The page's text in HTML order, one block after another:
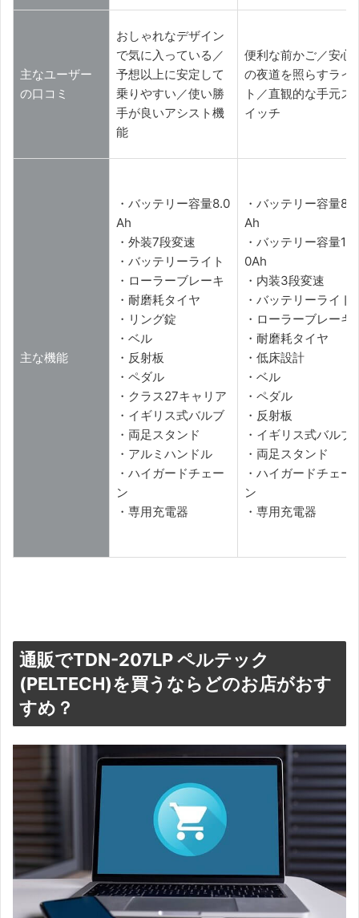
主なユーザー
の口コミ
おしゃれなデザイン
で気に入っている／
予想以上に安定して
乗りやすい／使い勝
手が良いアシスト機
能
便利な前かご／安心
の夜道を照らすライ
ト／直観的な手元ス
イッチ
主な機能
・バッテリー容量8.0
Ah
・外装7段変速
・バッテリーライト
・ローラーブレーキ
・耐磨耗タイヤ
・リング錠
・ベル
・反射板
・ペダル
・クラス27キャリア
・イギリス式バルブ
・両足スタンド
・アルミハンドル
・ハイガードチェー
ン
・専用充電器
・バッテリー容量8.0
Ah
・バッテリー容量12.
0Ah
・内装3段変速
・バッテリーライト
・ローラーブレーキ
・耐磨耗タイヤ
・低床設計
・ベル
・ペダル
・反射板
・イギリス式バルブ
・両足スタンド
・ハイガードチェー
ン
・専用充電器
通販でTDN-207LP ペルテック
(PELTECH)を買うならどのお店がおす
すめ？